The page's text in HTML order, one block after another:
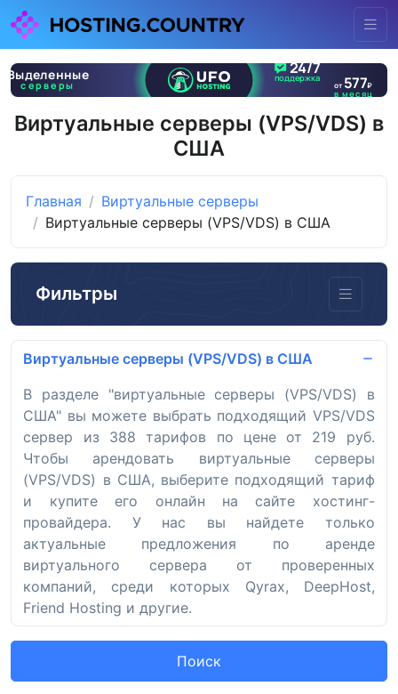
Виртуальные серверы (VPS/VDS) в
США
Главная
Виртуальные серверы
Виртуальные серверы (VPS/VDS) в США
Фильтры
Виртуальные серверы (VPS/VDS) в США
В разделе "виртуальные серверы (VPS/VDS) в
США" вы можете выбрать подходящий VPS/VDS
сервер из 388 тарифов по цене от 219 руб.
Чтобы арендовать виртуальные серверы
(VPS/VDS) в США, выберите подходящий тариф
и купите его онлайн на сайте хостинг-
провайдера. У нас вы найдете только
актуальные предложения по аренде
виртуального сервера от проверенных
компаний, среди которых Qyrax, DeepHost,
Friend Hosting и другие.
Поиск